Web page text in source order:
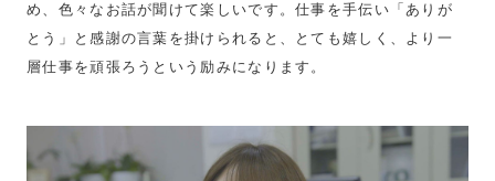
め、色々なお話が聞けて楽しいです。仕事を手伝い「ありが
とう」と感謝の言葉を掛けられると、とても嬉しく、より一
層仕事を頑張ろうという励みになります。